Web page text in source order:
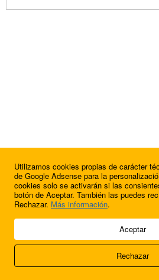
© 2009 - 2026 Soluciones Corporativas IP, SL.
Acerca de nosotros
FútbolBalear
Utilizamos cookies propias de carácter
de Google Adsense para la
cookies solo se activarán si las
botón de Aceptar. También las puedes
Rechazar. Más información.
Aceptar
Rechazar